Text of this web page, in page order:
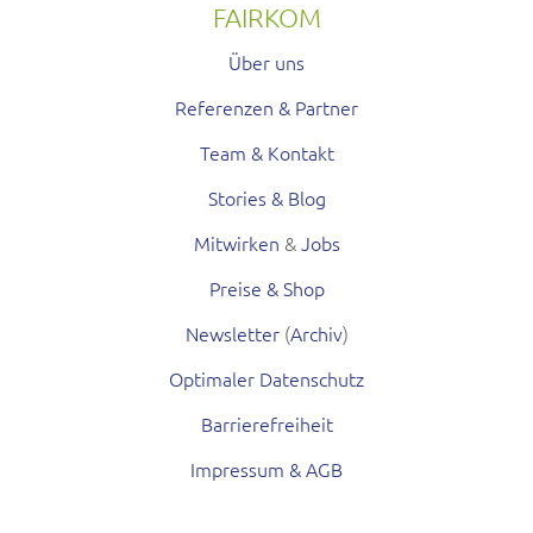
FAIRKOM
Über uns
Referenzen & Partner
Team & Kontakt
Stories & Blog
Mitwirken &Jobs
Preise & Shop
Newsletter(Archiv)
Optimaler Datenschutz
Barrierefreiheit
Impressum & AGB